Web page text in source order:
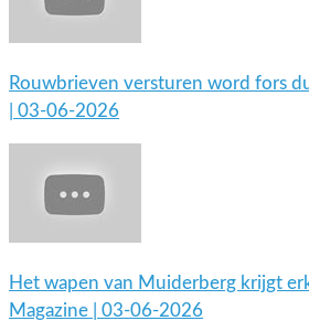
Rouwbrieven versturen word fors
| 03-06-2026
Het wapen van Muiderberg krijgt
Magazine | 03-06-2026